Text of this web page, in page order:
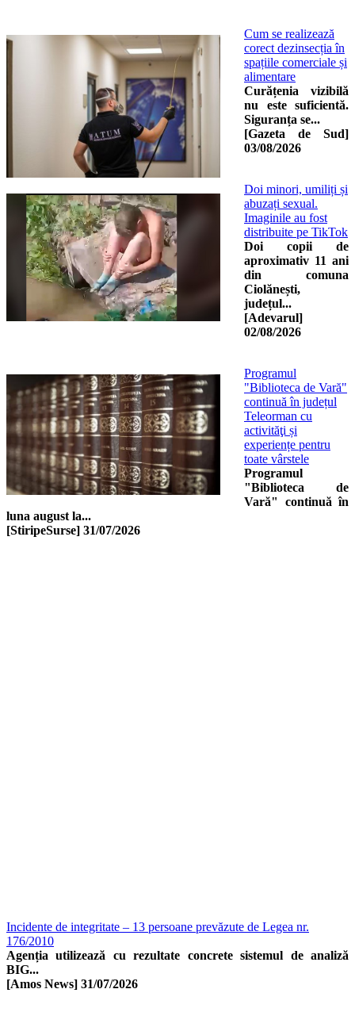
Cum se realizează
corect dezinsecția în
spațiile comerciale și
alimentare
Curățenia vizibilă
nu este suficientă.
Siguranța se...
[Gazeta de Sud]
03/08/2026
Doi minori, umiliți și
abuzați sexual.
Imaginile au fost
distribuite pe TikTok
Doi copii de
aproximativ 11 ani
din comuna
Ciolănești,
județul...
[Adevarul]
02/08/2026
Programul
"Biblioteca de Vară"
continuă în județul
Teleorman cu
activităţi și
experiențe pentru
toate vârstele
Programul
"Biblioteca de
Vară" continuă în
luna august la...
[StiripeSurse] 31/07/2026
Incidente de integritate – 13 persoane prevăzute de Legea nr.
176/2010
Agenția utilizează cu rezultate concrete sistemul de analiză
BIG...
[Amos News] 31/07/2026